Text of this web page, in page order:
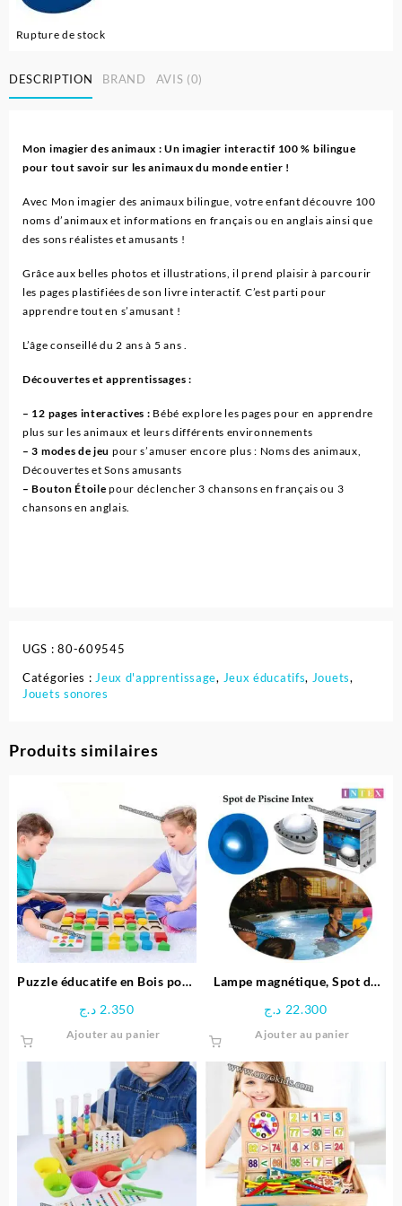
Rupture de stock
DESCRIPTION BRAND AVIS (0)
Mon imagier des animaux : Un imagier interactif 100 % bilingue
pour tout savoir sur les animaux du monde entier !
Avec Mon imagier des animaux bilingue, votre enfant découvre 100
noms d’animaux et informations en français ou en anglais ainsi que
des sons réalistes et amusants !
Grâce aux belles photos et illustrations, il prend plaisir à parcourir
les pages plastifiées de son livre interactif. C’est parti pour
apprendre tout en s’amusant !
L’âge conseillé du 2 ans à 5 ans .
Découvertes et apprentissages :
– 12 pages interactives : Bébé explore les pages pour en apprendre
plus sur les animaux et leurs différents environnements
– 3 modes de jeu pour s’amuser encore plus : Noms des animaux,
Découvertes et Sons amusants
– Bouton Étoile pour déclencher 3 chansons en français ou 3
chansons en anglais.
UGS :80-609545
Catégories : Jeux d'apprentissage, Jeux éducatifs, Jouets,
Jouets sonores
Produits similaires
Puzzle éducatife en Bois pour
2.350 د.ج
Ajouter au panier
Lampe magnétique, Spot de
22.300 د.ج
Ajouter au panier